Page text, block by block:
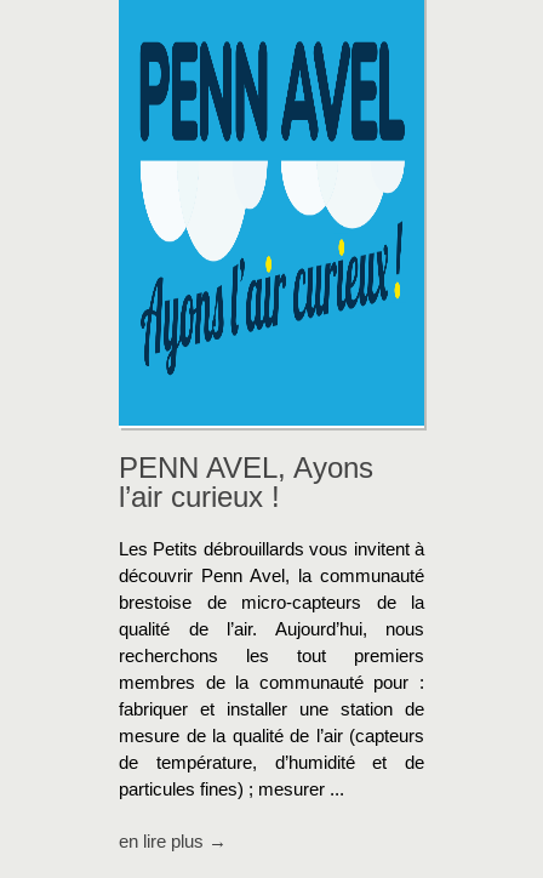
PENN AVEL, Ayons
l’air curieux !
Les Petits débrouillards vous invitent à
découvrir Penn Avel, la communauté
brestoise de micro-capteurs de la
qualité de l’air. Aujourd’hui, nous
recherchons les tout premiers
membres de la communauté pour :
fabriquer et installer une station de
mesure de la qualité de l’air (capteurs
de température, d’humidité et de
particules fines) ; mesurer ...
en lire plus →